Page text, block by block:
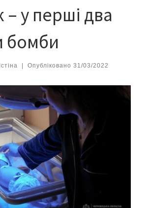
– у перші два
бомби
| Опубліковано 31/03/2022